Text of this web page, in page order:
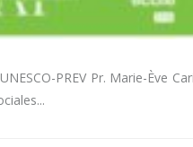
PREV Pr. Marie-Ève